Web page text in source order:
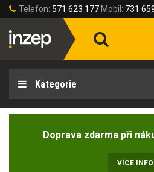
Telefon: 571 623 177 Mobil: 731
Kategorie
Doprava zdarma při
VÍCE INFO